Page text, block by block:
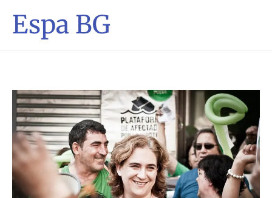
Espa BG